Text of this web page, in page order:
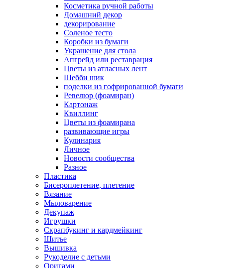
Косметика ручной работы
Домашний декор
декорирование
Соленое тесто
Коробки из бумаги
Украшение для стола
Апгрейд или реставрация
Цветы из атласных лент
Шебби шик
поделки из гофрированной бумаги
Ревелюр (фоамиран)
Картонаж
Квиллинг
Цветы из фоамирана
развивающие игры
Кулинария
Личное
Новости сообщества
Разное
Пластика
Бисероплетение, плетение
Вязание
Мыловарение
Декупаж
Игрушки
Скрапбукинг и кардмейкинг
Шитье
Вышивка
Рукоделие с детьми
Оригами